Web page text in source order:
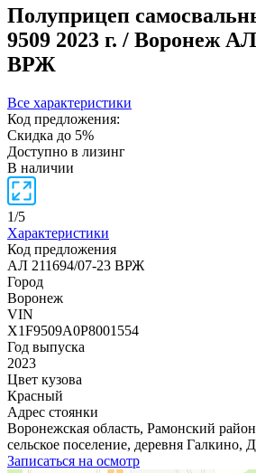
Полуприцеп
9509 2023 г. / Воронеж АЛ
ВРЖ
Все характеристики
Код предложения:
Скидка до 5%
Доступно в лизинг
В наличии
1/5
Характеристики
Код предложения
АЛ 211694/07-23 ВРЖ
Город
Воронеж
VIN
X1F9509A0P8001554
Год выпуска
2023
Цвет кузова
Красный
Адрес стоянки
Воронежская область, Рамонский
сельское поселение, деревня Галкино,
Записаться на осмотр